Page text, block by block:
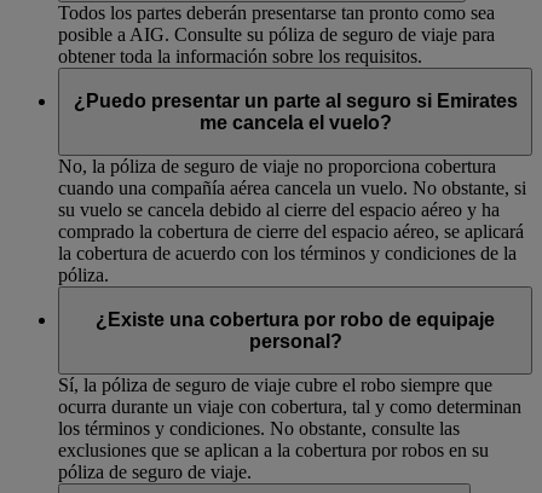
Todos los partes deberán presentarse tan pronto como sea
posible a AIG. Consulte su póliza de seguro de viaje para
obtener toda la información sobre los requisitos.
¿Puedo presentar un parte al seguro si Emirates
me cancela el vuelo?
No, la póliza de seguro de viaje no proporciona cobertura
cuando una compañía aérea cancela un vuelo. No obstante, si
su vuelo se cancela debido al cierre del espacio aéreo y ha
comprado la cobertura de cierre del espacio aéreo, se aplicará
la cobertura de acuerdo con los términos y condiciones de la
póliza.
¿Existe una cobertura por robo de equipaje
personal?
Sí, la póliza de seguro de viaje cubre el robo siempre que
ocurra durante un viaje con cobertura, tal y como determinan
los términos y condiciones. No obstante, consulte las
exclusiones que se aplican a la cobertura por robos en su
póliza de seguro de viaje.